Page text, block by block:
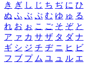
き ぎ し じ ち ぢ に ひ
ぬ ふ ぶ ぷ む ゆ ゅ る
れ お ぉ こ ご そ ぞ と
ア ァ カ サ ザ タ ダ ナ
ギ シ ジ チ ヂ ニ ヒ ビ
フ ブ プ ム ユ ュ ル エ